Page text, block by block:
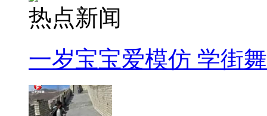
热点新闻
一岁宝宝爱模仿 学街